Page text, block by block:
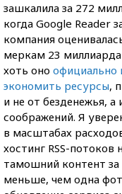
зашкалила за 272
когда Google Reader
компания
меркам 23
хоть оно официально
экономить ресурсы,
и не от безденежья,
соображений. Я
в масштабах
хостинг RSS-потоков
тамошний контент за
меньше, чем одна